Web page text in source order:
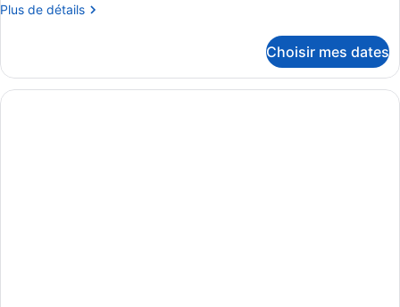
Plus de détails
Plus
King
Room
With
Choisir mes dates